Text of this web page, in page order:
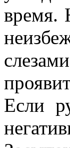
время.
Если